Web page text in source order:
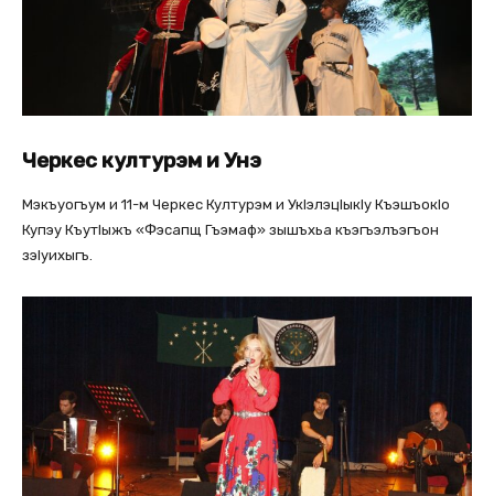
Черкес културэм и Унэ
Мэкъуогъум и 11-м Черкес Културэм и Укlэлэцlыкlу Къэшъокlо
Купэу Къутlыжъ «Фэсапщ Гъэмаф» зышъхьа къэгъэлъэгъон
зэlуихыгъ.